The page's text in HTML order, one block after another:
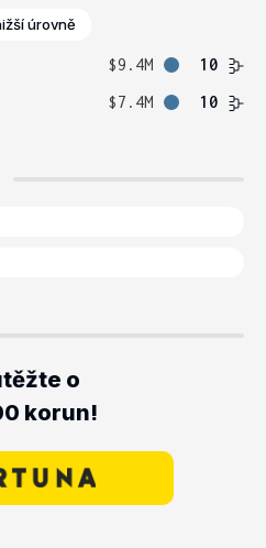
úrovně
$9.4M
10
$7.4M 10
o
korun!